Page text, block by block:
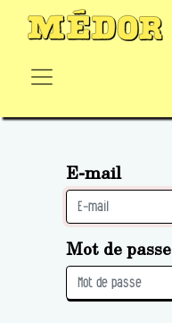
E-mail
Mot de passe